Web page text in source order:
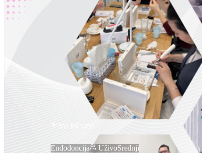
Endodoncija UživoSrednji